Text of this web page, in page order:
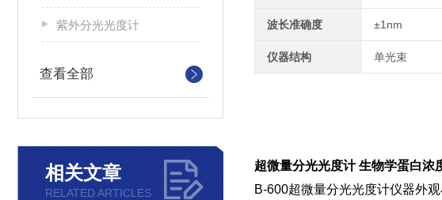
紫外分光光度计
查看全部
相关文章
RELATED ARTICLES
波长准确度 ±1nm
仪器结构 单光束
超微量分光光度计 生物学蛋白浓
B-600超微量分光光度计仪器外